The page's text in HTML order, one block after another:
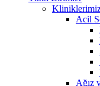
Kliniklerimiz
Acil
Ağız